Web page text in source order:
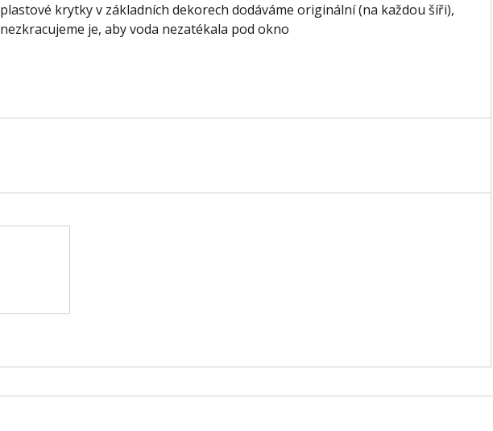
plastové krytky v základních dekorech dodáváme originální (na každou šíři),
nezkracujeme je, aby voda nezatékala pod okno